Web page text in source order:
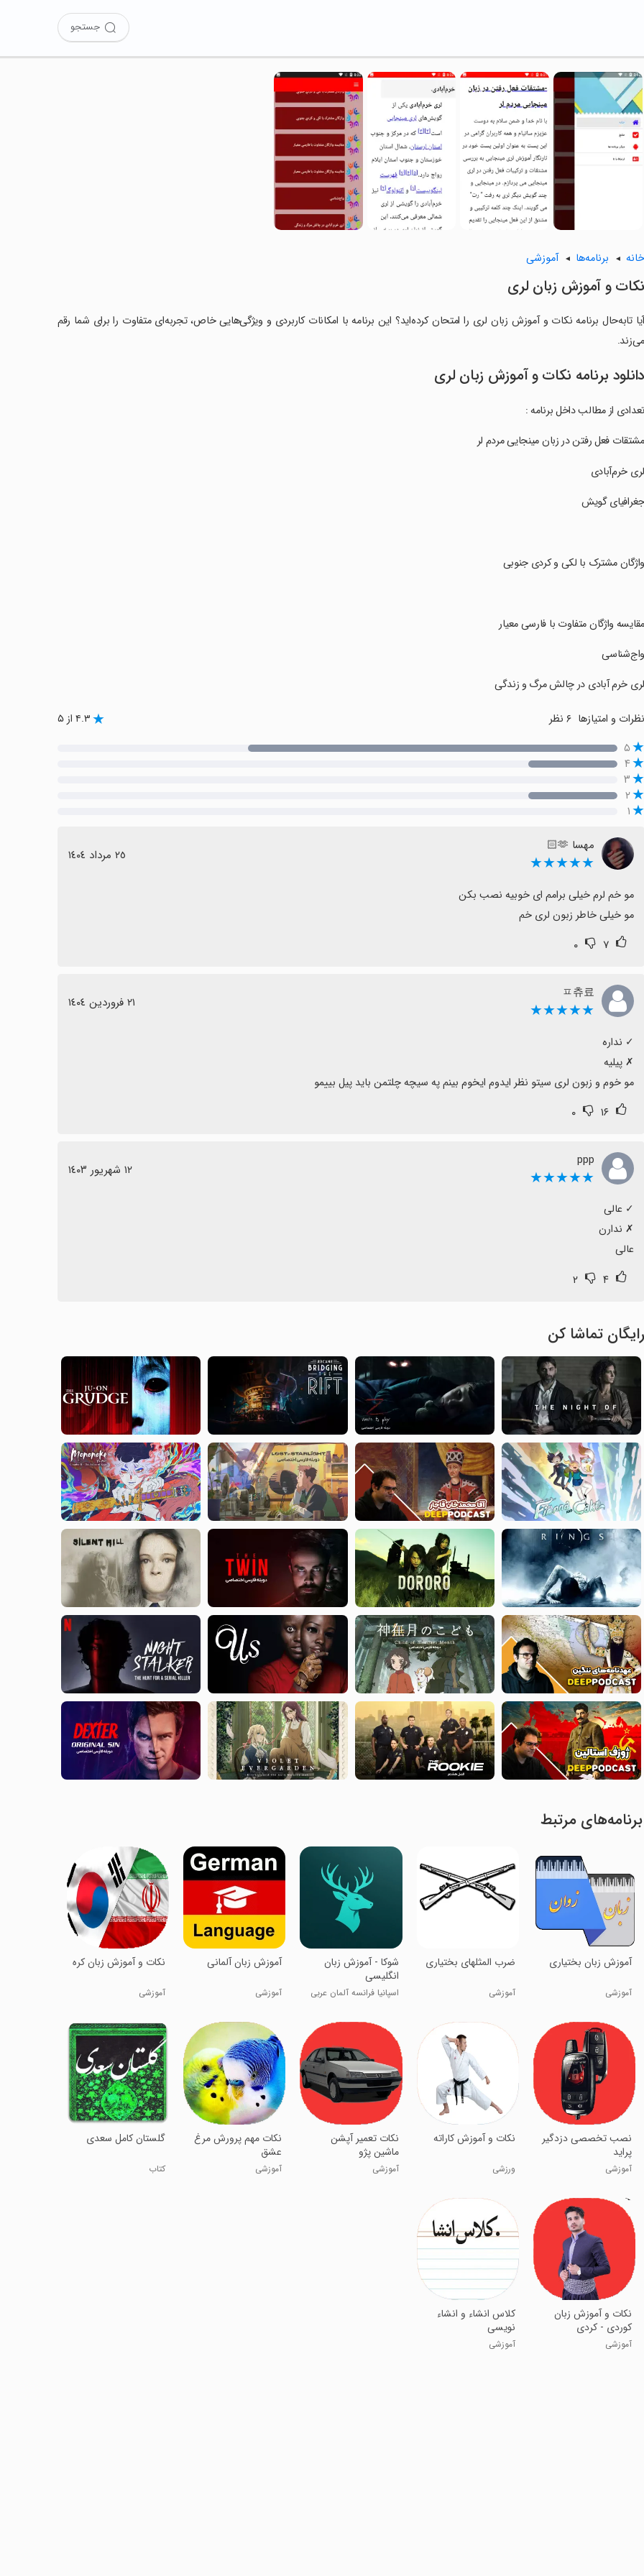
جستجو
خانه برنامه‌ها آموزشی
نکات و آموزش زبان لری
آیا تابه‌حال برنامه نکات و آموزش زبان لری را امتحان کرده‌اید؟ این برنامه با امکانات کاربردی و ویژگی‌هایی خاص، تجربه‌ای متفاوت را برای شما رقم
می‌زند.
دانلود برنامه نکات و آموزش زبان لری
تعدادی از مطالب داخل برنامه :
‏مشتقات فعل رفتن در زبان مینجایی مردم لر
‏لری خرم‌آبادی
‏جغرافیای گویش
‏واژگان مشترک با لکی و کردی جنوبی
‏مقایسه واژگان متفاوت با فارسی معیار
‏واج‌شناسی
‏لری خرم آبادی در چالش مرگ و زندگی
نظرات و امتیازها ۶ نظر ۴.۳ از ۵
۵
۴
۳
۲
۱
مهسا 🫶🏻
★★★★★ ٢٥ مرداد ١٤٠٤
مو خیلی خاطر زبون لری خم
۷ ۰
ㅍ츄료
★★★★★ ٢١ فروردین ١٤٠٤
مو خوم و زبون لری سیتو نظر ایدوم ایخوم بینم په سیچه چلتمن باید پیل بییمو
۱۶ ۰
ppp
★★★★★ ١٢ شهریور ١٤٠٣
عالی
۴ ۲
رایگان تماشا کن
برنامه‌های مرتبط
آموزش زبان بختیاری
آموزشی
ضرب المثلهای بختیاری
آموزشی
‏شوکا - آموزش زبان
انگلیسی
اسپانیا فرانسه آلمان عربی
آموزش زبان آلمانی
آموزشی
نکات و آموزش زبان کره
آموزشی
نصب تخصصی دزدگیر
پراید
آموزشی
نکات و آموزش کاراته
ورزشی
نکات تعمیر آپشن
ماشین پژو
آموزشی
نکات مهم پرورش مرغ
عشق
آموزشی
گلستان کامل سعدی
کتاب
نکات و آموزش زبان
کوردی - کردی
آموزشی
کلاس انشاء و انشاء
نویسی
آموزشی